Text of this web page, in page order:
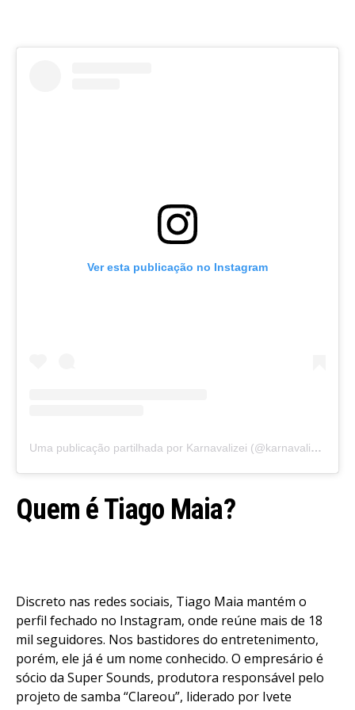
Ver esta publicação no Instagram
Uma publicação partilhada por Karnavalizei (@karnavalizei)
Quem é Tiago Maia?
Discreto nas redes sociais, Tiago Maia mantém o
perfil fechado no Instagram, onde reúne mais de 18
mil seguidores. Nos bastidores do entretenimento,
porém, ele já é um nome conhecido. O empresário é
sócio da Super Sounds, produtora responsável pelo
projeto de samba “Clareou”, liderado por Ivete